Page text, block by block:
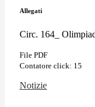
Allegati
Circ. 164_
File PDF
Contatore click: 15
Notizie